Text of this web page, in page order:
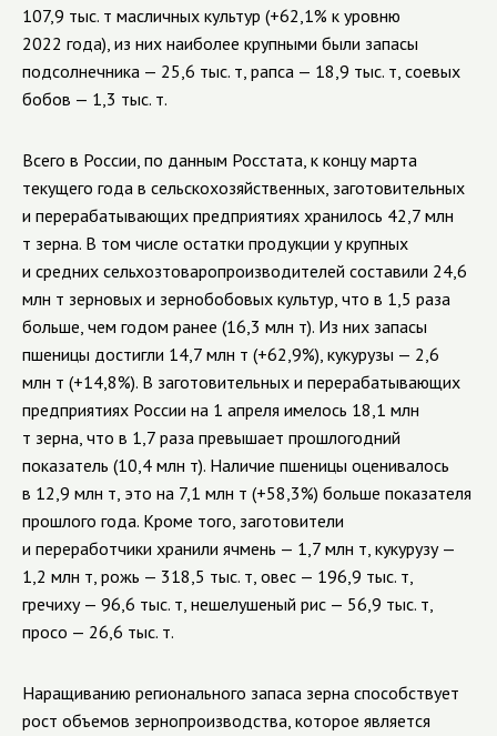
107,9 тыс. т масличных культур (+62,1% к уровню
2022 года), из них наиболее крупными были запасы
подсолнечника — 25,6 тыс. т, рапса — 18,9 тыс. т, соевых
бобов — 1,3 тыс. т.
Всего в России, по данным Росстата, к концу марта
текущего года в сельскохозяйственных, заготовительных
и перерабатывающих предприятиях хранилось 42,7 млн
т зерна. В том числе остатки продукции у крупных
и средних сельхозтоваропроизводителей составили 24,6
млн т зерновых и зернобобовых культур, что в 1,5 раза
больше, чем годом ранее (16,3 млн т). Из них запасы
пшеницы достигли 14,7 млн т (+62,9%), кукурузы — 2,6
млн т (+14,8%). В заготовительных и перерабатывающих
предприятиях России на 1 апреля имелось 18,1 млн
т зерна, что в 1,7 раза превышает прошлогодний
показатель (10,4 млн т). Наличие пшеницы оценивалось
в 12,9 млн т, это на 7,1 млн т (+58,3%) больше показателя
прошлого года. Кроме того, заготовители
и переработчики хранили ячмень — 1,7 млн т, кукурузу —
1,2 млн т, рожь — 318,5 тыс. т, овес — 196,9 тыс. т,
гречиху — 96,6 тыс. т, нешелушеный рис — 56,9 тыс. т,
просо — 26,6 тыс. т.
Наращиванию регионального запаса зерна способствует
рост объемов зернопроизводства, которое является